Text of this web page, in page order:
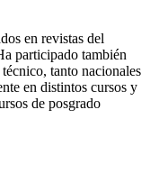
en revistas del
participado también
tanto nacionales
en distintos cursos y
de posgrado